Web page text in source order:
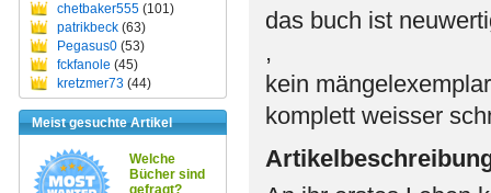
chetbaker555 (101)
patrikbeck (63)
Pegasus0 (53)
fckfanole (45)
kretzmer73 (44)
Meist gesuchte Artikel
Welche
Bücher sind
gefragt?
das buch ist
,
kein mängelexemplar
komplett weisser